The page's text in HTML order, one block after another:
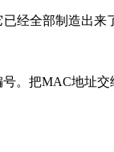
经全部制造出来
。把MAC地址